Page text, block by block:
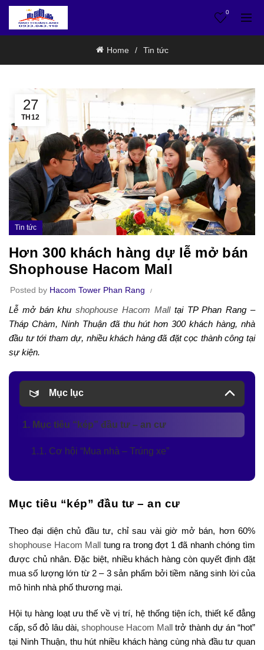
0
Home Tin tức
27
TH12
Tin tức
Hơn 300 khách hàng dự lễ mở bán
Shophouse Hacom Mall
Posted by Hacom Tower Phan Rang
Lễ mở bán khushophouse Hacom Malltại TP Phan Rang –
Tháp Chàm, Ninh Thuận đã thu hút hơn 300 khách hàng, nhà
đầu tư tới tham dự, nhiều khách hàng đã đặt cọc thành công tại
sự kiện.
Mục lục
1. Mục tiêu “kép” đầu tư – an cư
1.1. Cơ hội “Mua nhà – Trúng xe”
Mục tiêu “kép” đầu tư – an cư
Theo đại diện chủ đầu tư, chỉ sau vài giờ mở bán, hơn 60%
shophouse Hacom Mall tung ra trong đợt 1 đã nhanh chóng tìm
được chủ nhân. Đặc biệt, nhiều khách hàng còn quyết định đặt
mua số lượng lớn từ 2 – 3 sản phẩm bởi tiềm năng sinh lời của
mô hình nhà phố thương mại.
Hội tụ hàng loạt ưu thế về vị trí, hệ thống tiện ích, thiết kế đẳng
cấp, sổ đỏ lâu dài, shophouse Hacom Mall trở thành dự án “hot”
tại Ninh Thuận, thu hút nhiều khách hàng cùng nhà đầu tư quan